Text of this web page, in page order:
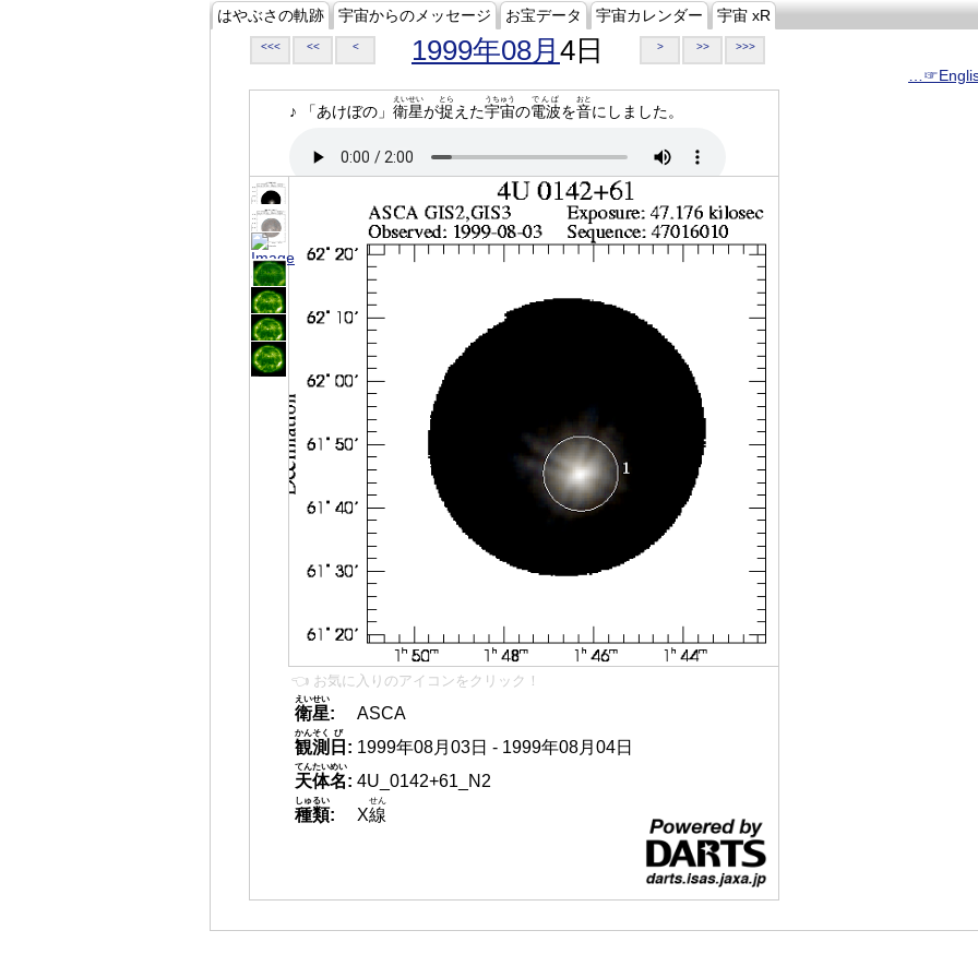
はやぶさの軌跡 宇宙からのメッセージ お宝データ 宇宙カレンダー 宇宙 xR
<<< << < 1999年08月 4日 > >> >>>
♪ 「あけぼの」 衛星
えいせい
が捉
とら
えた宇宙
うちゅう
の電波
でんぱ
を音
おと
にしました。
👈 お気に入りのアイコンをクリック！
衛星
えいせい
:
ASCA
観測
かんそく
日
び
: 1999年08月03日 - 1999年08月04日
天体名
てんたいめい
: 4U_0142+61_N2
種類
しゅるい
: X線
せん